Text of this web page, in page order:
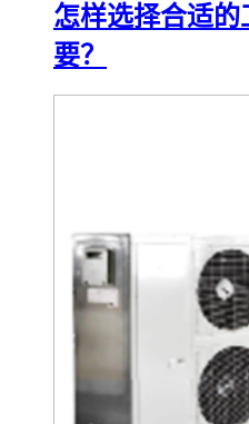
怎样选择合适
要？